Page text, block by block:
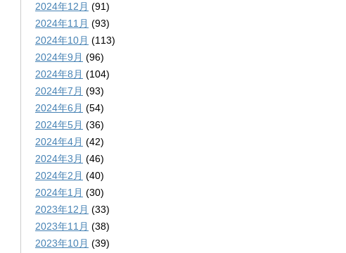
2024年12月 (91)
2024年11月 (93)
2024年10月 (113)
2024年9月 (96)
2024年8月 (104)
2024年7月 (93)
2024年6月 (54)
2024年5月 (36)
2024年4月 (42)
2024年3月 (46)
2024年2月 (40)
2024年1月 (30)
2023年12月 (33)
2023年11月 (38)
2023年10月 (39)